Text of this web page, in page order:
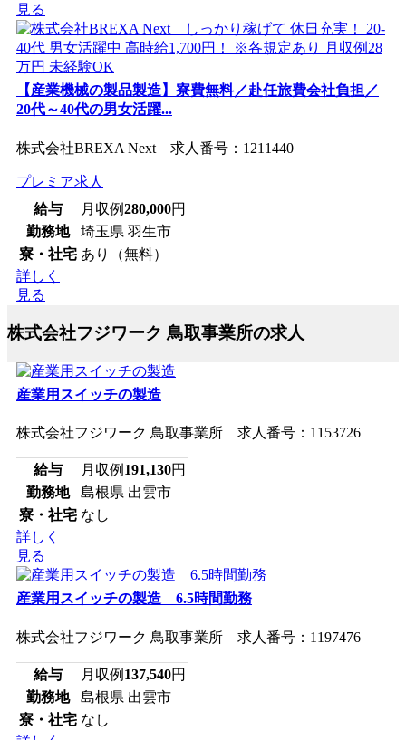
見る
【産業機械の製品製造】寮費無料／赴任旅費会社負担／
20代～40代の男女活躍...
株式会社BREXA Next 求人番号：1211440
プレミア求人
給与
月収例280,000円
勤務地
埼玉県 羽生市
寮・社宅 あり（無料）
詳しく
見る
株式会社フジワーク 鳥取事業所の求人
産業用スイッチの製造
株式会社フジワーク 鳥取事業所 求人番号：1153726
給与 月収例 191,130円
勤務地
島根県 出雲市
寮・社宅 なし
詳しく
見る
産業用スイッチの製造 6.5時間勤務
株式会社フジワーク 鳥取事業所 求人番号：1197476
給与 月収例 137,540円
勤務地
島根県 出雲市
寮・社宅 なし